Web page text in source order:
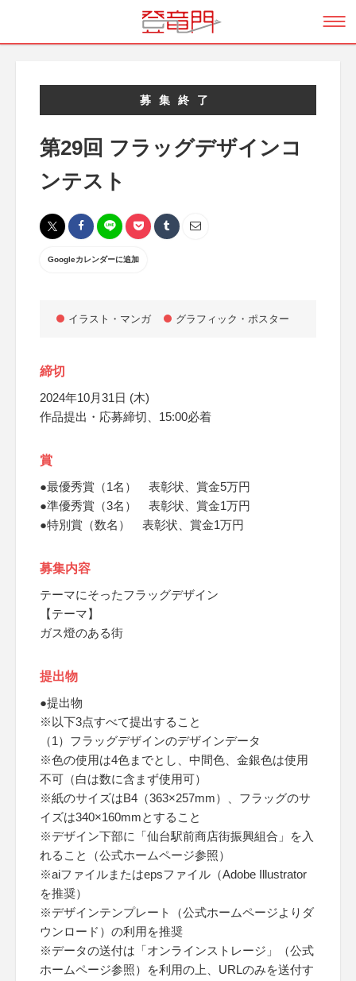
募集終了
第29回 フラッグデザインコ
ンテスト
Googleカレンダーに追加
イラスト・マンガ グラフィック・ポスター
締切
2024年10月31日 (木)
作品提出・応募締切、15:00必着
賞
●最優秀賞（1名） 表彰状、賞金5万円
●準優秀賞（3名） 表彰状、賞金1万円
●特別賞（数名） 表彰状、賞金1万円
募集内容
テーマにそったフラッグデザイン
【テーマ】
ガス燈のある街
提出物
●提出物
※以下3点すべて提出すること
（1）フラッグデザインのデザインデータ
※色の使用は4色までとし、中間色、金銀色は使用
不可（白は数に含まず使用可）
※紙のサイズはB4（363×257mm）、フラッグのサ
イズは340×160mmとすること
※デザイン下部に「仙台駅前商店街振興組合」を入
れること（公式ホームページ参照）
※aiファイルまたはepsファイル（Adobe Illustrator
を推奨）
※デザインテンプレート（公式ホームページよりダ
ウンロード）の利用を推奨
※データの送付は「オンラインストレージ」（公式
ホームページ参照）を利用の上、URLのみを送付す